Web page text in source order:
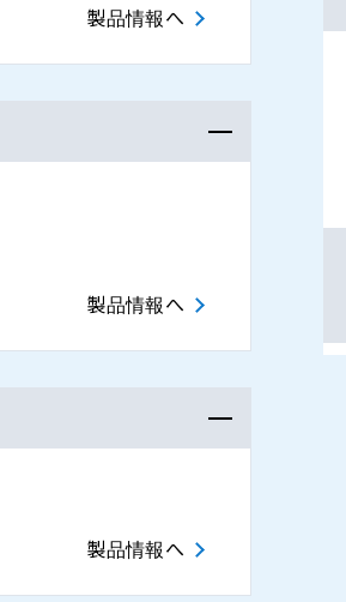
製品情報へ
製品情報へ
製品情報へ